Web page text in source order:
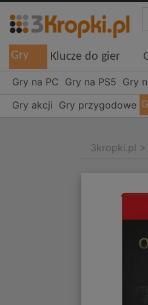
Gry Klucze do gier
Gry na PC Gry na PS5 Gry
Gry akcji Gry przygodowe
3kropki.pl >